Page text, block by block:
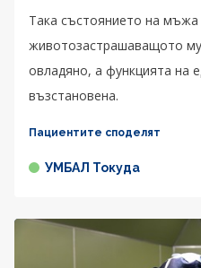
Така състоянието на мъжа
животозастрашаващото
овладяно, а функцията на
възстановена.
Пациентите споделят
УМБАЛ Токуда